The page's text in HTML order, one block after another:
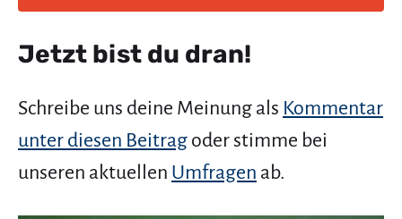
Jetzt bist du dran!
Schreibe uns deine Meinung als Kommentar
unter diesen Beitrag oder stimme bei
unseren aktuellen Umfragen ab.